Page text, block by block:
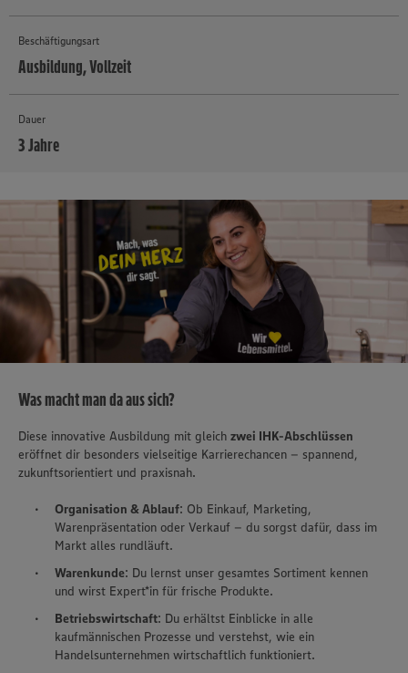
Beschäftigungsart
Ausbildung, Vollzeit
Dauer
3 Jahre
Was macht man da aus sich?
Diese innovative Ausbildung mit gleich zwei IHK-Abschlüssen
eröffnet dir besonders vielseitige Karrierechancen – spannend,
zukunftsorientiert und praxisnah.
Organisation & Ablauf: Ob Einkauf, Marketing,
Warenpräsentation oder Verkauf – du sorgst dafür, dass im
Markt alles rundläuft.
Warenkunde: Du lernst unser gesamtes Sortiment kennen
und wirst Expert*in für frische Produkte.
Betriebswirtschaft: Du erhältst Einblicke in alle
kaufmännischen Prozesse und verstehst, wie ein
Handelsunternehmen wirtschaftlich funktioniert.